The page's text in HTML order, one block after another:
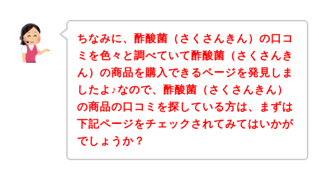
ちなみに、酢酸菌（さくさんきん）の口コ
ミを色々と調べていて酢酸菌（さくさんき
ん）の商品を購入できるページを発見しま
したよ♪なので、酢酸菌（さくさんきん）
の商品の口コミを探している方は、まずは
下記ページをチェックされてみてはいかが
でしょうか？